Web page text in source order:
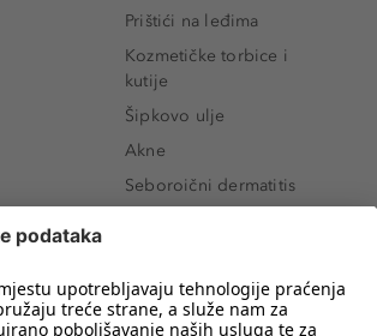
Prištići na leđima
Kozmetičke torbice i
kutije
Šipkovo ulje
Akne
Seboroični dermatitis
Novo
Koji mi parfem